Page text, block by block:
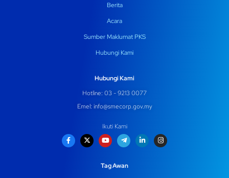
Berita
Acara
Sumber Maklumat PKS
Hubungi Kami
Hubungi Kami
Hotline: 03 - 9213 0077
Emel: info@smecorp.gov.my
Ikuti Kami
Tag Awan